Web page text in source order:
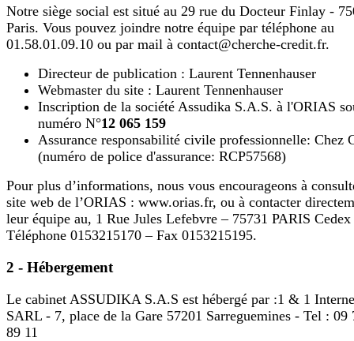
Notre siège social est situé au 29 rue du Docteur Finlay -
Paris. Vous pouvez joindre notre équipe par téléphone au
01.58.01.09.10 ou par mail à contact@cherche-credit.fr.
Directeur de publication : Laurent Tennenhauser
Webmaster du site : Laurent Tennenhauser
Inscription de la société Assudika S.A.S. à l'ORIAS
numéro N°12 065 159
Assurance responsabilité civile professionnelle: Chez
(numéro de police d'assurance: RCP57568)
Pour plus d’informations, nous vous encourageons à
site web de l’ORIAS : www.orias.fr, ou à contacter
leur équipe au, 1 Rue Jules Lefebvre – 75731 PARIS
Téléphone 0153215170 – Fax 0153215195.
2 - Hébergement
Le cabinet ASSUDIKA S.A.S est hébergé par :1 & 1
SARL - 7, place de la Gare 57201 Sarreguemines - Tel : 09
89 11